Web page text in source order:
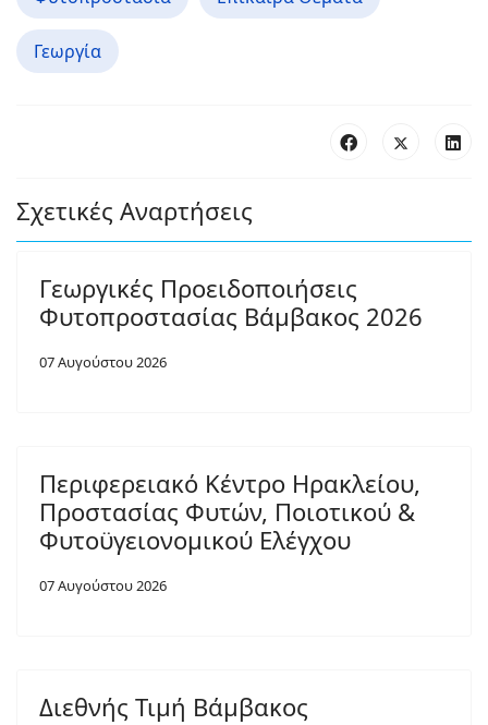
Γεωργία
Σχετικές Αναρτήσεις
Γεωργικές Προειδοποιήσεις
Φυτοπροστασίας Βάμβακος 2026
07 Αυγούστου 2026
Περιφερειακό Κέντρο Ηρακλείου,
Προστασίας Φυτών, Ποιοτικού &
Φυτοϋγειονομικού Ελέγχου
07 Αυγούστου 2026
Διεθνής Τιμή Βάμβακος